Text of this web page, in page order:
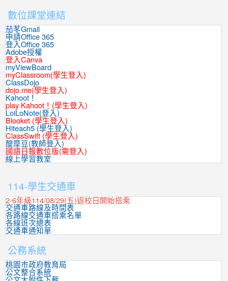
數位課堂連結
茄苳Gmail
申請Office 365
登入Office 365
Adobe授權
登入Canva
myViewBoard
myClassroom(學生登入)
ClassDojo
dojo.me(學生登入)
Kahoot！
play Kahoot！(學生登入)
LoiLoNote(登入)
Blooket (學生登入)
Hiteach5 (學生登入)
ClassSwift (學生登入)
醍摩豆(教師登入)
國語日報數位版(需登入)
線上學習教室
114-學生交通車
2-6年級114/08/29(五)返校日開始搭乘
交通車路線及時間表
各路線交通車搭乘名單
各線班次總表
交通車通知單
公務系統
桃園市政府教育局
公文整合系統